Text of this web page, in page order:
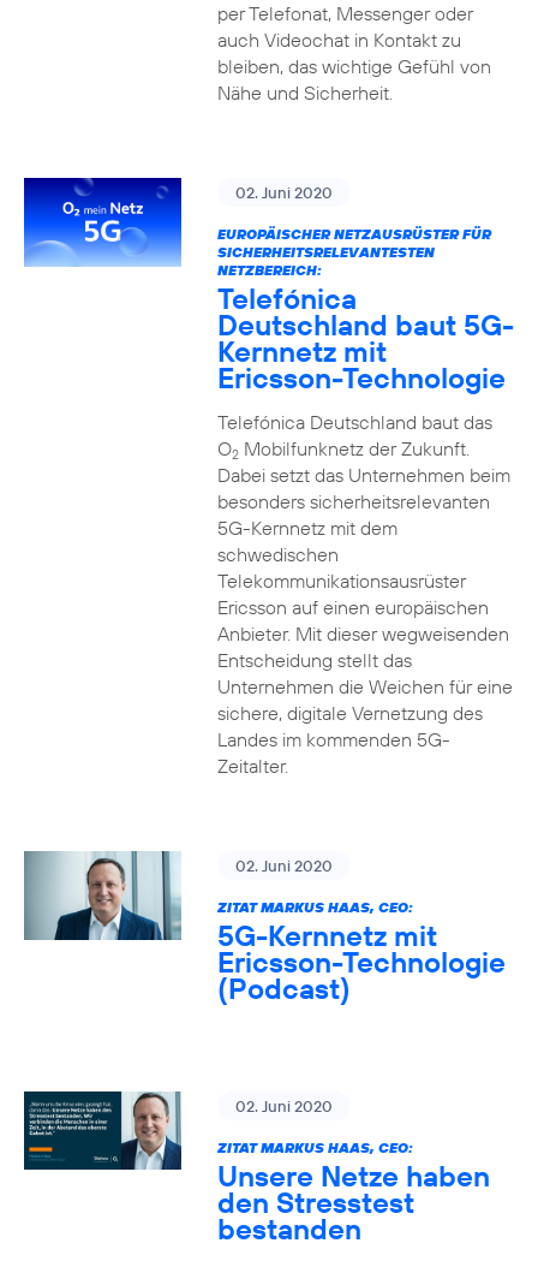
per Telefonat, Messenger oder
auch Videochat in Kontakt zu
bleiben, das wichtige Gefühl von
Nähe und Sicherheit.
02. Juni 2020
EUROPÄISCHER NETZAUSRÜSTER FÜR
SICHERHEITSRELEVANTESTEN
NETZBEREICH:
Telefónica
Deutschland baut 5G-
Kernnetz mit
Ericsson-Technologie
Telefónica Deutschland baut das
O2Mobilfunknetz der Zukunft.
Dabei setzt das Unternehmen beim
besonders sicherheitsrelevanten
5G-Kernnetz mit dem
schwedischen
Telekommunikationsausrüster
Ericsson auf einen europäischen
Anbieter. Mit dieser wegweisenden
Entscheidung stellt das
Unternehmen die Weichen für eine
sichere, digitale Vernetzung des
Landes im kommenden 5G-
Zeitalter.
02. Juni 2020
ZITAT MARKUS HAAS, CEO:
5G-Kernnetz mit
Ericsson-Technologie
(Podcast)
02. Juni 2020
ZITAT MARKUS HAAS, CEO:
Unsere Netze haben
den Stresstest
bestanden